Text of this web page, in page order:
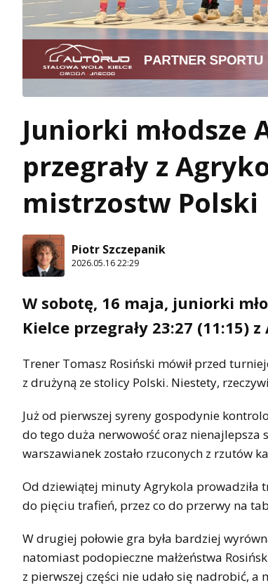
Juniorki młodsze
przegrały z
mistrzostw Polski
Piotr Szczepanik
2026.05.16 22:29
W sobotę, 16 maja, juniorki
Kielce przegrały 23:27 (11:15)
Trener Tomasz Rosiński mówił przed
z drużyną ze stolicy Polski. Niestety,
Już od pierwszej syreny gospodynie
do tego duża nerwowość oraz nienajlepsza
warszawianek zostało rzuconych z rzutów
Od dziewiątej minuty Agrykola prowadziła
do pięciu trafień, przez co do przerwy na
W drugiej połowie gra była bardziej
natomiast podopieczne małżeństwa
z pierwszej części nie udało się nadrobić, a